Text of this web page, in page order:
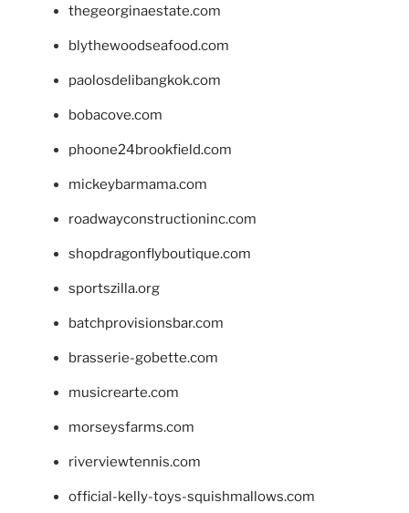
thegeorginaestate.com
blythewoodseafood.com
paolosdelibangkok.com
bobacove.com
phoone24brookfield.com
mickeybarmama.com
roadwayconstructioninc.com
shopdragonflyboutique.com
sportszilla.org
batchprovisionsbar.com
brasserie-gobette.com
musicrearte.com
morseysfarms.com
riverviewtennis.com
official-kelly-toys-squishmallows.com